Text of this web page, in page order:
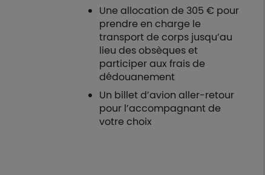
Une allocation de 305 € pour
prendre en charge le
transport de corps jusqu’au
lieu des obsèques et
participer aux frais de
dédouanement
Un billet d’avion aller-retour
pour l’accompagnant de
votre choix